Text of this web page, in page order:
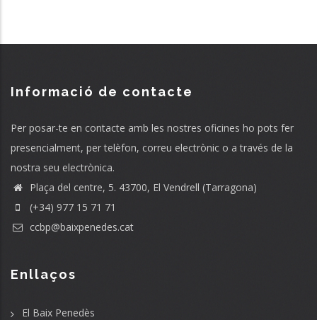
Informació de contacte
Per posar-te en contacte amb les nostres oficines ho pots fer
presencialment, per telèfon, correu electrònic o a través de la
nostra seu electrònica.
Plaça del centre, 5. 43700, El Vendrell (Tarragona)
(+34) 977 15 71 71
ccbp@baixpenedes.cat
Enllaços
El Baix Penedès